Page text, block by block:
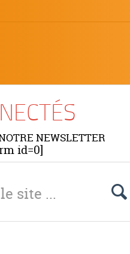
NEWSLETTER
id=0]